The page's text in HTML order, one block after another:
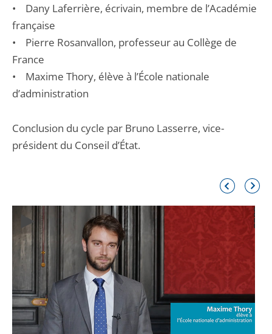
• Dany Laferrière, écrivain, membre de l’Académie
française
• Pierre Rosanvallon, professeur au Collège de
France
• Maxime Thory, élève à l’École nationale
d’administration
Conclusion du cycle par Bruno Lasserre, vice-
président du Conseil d’État.
Élément
précédentsuivant